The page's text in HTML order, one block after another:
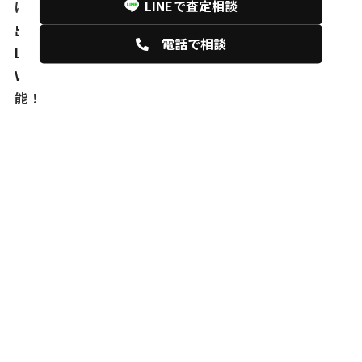
け！
出張買取鑑定士がご自宅に訪問して査定！
LINE査定
写真を撮って送るだけ！
ＷEB査定
能！
LINEで査定相談
電話で相談